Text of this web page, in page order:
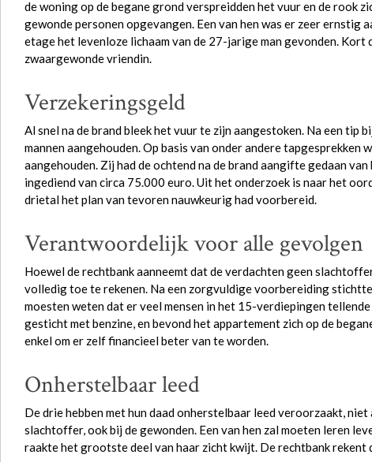
de woning op de begane grond verspreidden het vuur en de rook
gewonde personen opgevangen. Een van hen was er zeer ernstig
etage het levenloze lichaam van de 27-jarige man gevonden.
zwaargewonde vriendin.
Verzekeringsgeld
Al snel na de brand bleek het vuur te zijn aangestoken. Na een tip
mannen aangehouden. Op basis van onder andere
aangehouden. Zij had de ochtend na de brand aangifte gedaan
ingediend van circa 75.000 euro. Uit het onderzoek is naar het
drietal het plan van tevoren nauwkeurig had voorbereid.
Verantwoordelijk voor alle gevolgen
Hoewel de rechtbank aanneemt dat de verdachten geen
volledig toe te rekenen. Na een zorgvuldige voorbereiding
moesten weten dat er veel mensen in het 15-verdiepingen
gesticht met benzine, en bevond het appartement zich op de
enkel om er zelf financieel beter van te worden.
Onherstelbaar leed
De drie hebben met hun daad onherstelbaar leed veroorzaakt,
slachtoffer, ook bij de gewonden. Een van hen zal moeten leren
raakte het grootste deel van haar zicht kwijt. De rechtbank rekent